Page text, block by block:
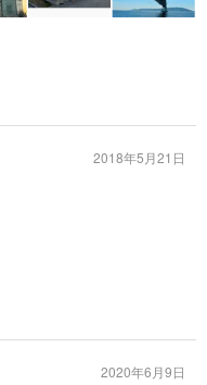
2018年5月21日
2020年6月9日